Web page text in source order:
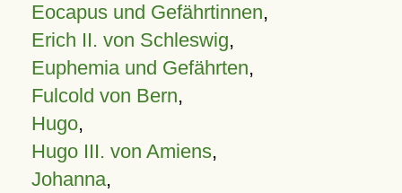
Eocapus und Gefährtinnen,
Erich II. von Schleswig,
Euphemia und Gefährten,
Fulcold von Bern,
Hugo,
Hugo III. von Amiens,
Johanna,